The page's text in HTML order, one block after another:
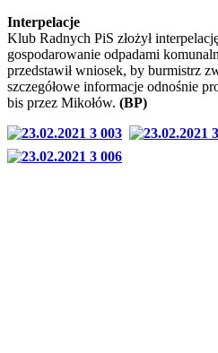
Interpelacje
Klub Radnych PiS złożył
gospodarowanie odpadami
przedstawił wniosek, by burmistrz
szczegółowe informacje odnośnie
bis przez Mikołów. (BP)